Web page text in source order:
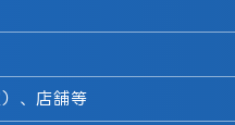
、店舗等